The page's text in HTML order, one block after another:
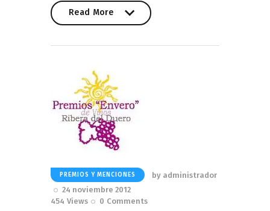
Read More
PREMIOS Y MENCIONES by administrador
24 noviembre 2012
454 Views 0 Comments